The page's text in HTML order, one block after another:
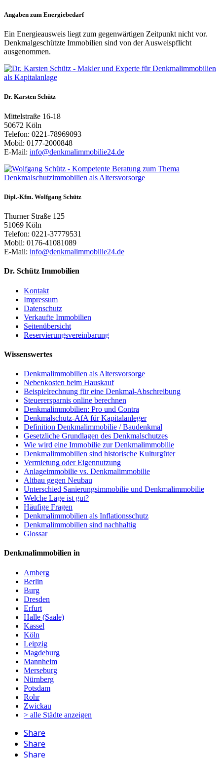
Angaben zum Energiebedarf
Ein Energieausweis liegt zum gegenwärtigen Zeitpunkt nicht vor.
Denkmalgeschützte Immobilien sind von der Ausweispflicht
ausgenommen.
Dr. Karsten Schütz
Mittelstraße 16-18
50672 Köln
Telefon: 0221-78969093
Mobil: 0177-2000848
E-Mail: info@denkmalimmobilie24.de
Dipl.-Kfm. Wolfgang Schütz
Thurner Straße 125
51069 Köln
Telefon: 0221-37779531
Mobil: 0176-41081089
E-Mail: info@denkmalimmobilie24.de
Dr. Schütz Immobilien
Kontakt
Impressum
Datenschutz
Verkaufte Immobilien
Seitenübersicht
Reservierungsvereinbarung
Wissenswertes
Denkmalimmobilien als Altersvorsorge
Nebenkosten beim Hauskauf
Beispielrechnung für eine Denkmal-Abschreibung
Steuerersparnis online berechnen
Denkmalimmobilien: Pro und Contra
Denkmalschutz-AfA für Kapitalanleger
Definition Denkmalimmobilie / Baudenkmal
Gesetzliche Grundlagen des Denkmalschutzes
Wie wird eine Immobilie zur Denkmalimmobilie
Denkmalimmobilien sind historische Kulturgüter
Vermietung oder Eigennutzung
Anlageimmobilie vs. Denkmalimmobilie
Altbau gegen Neubau
Unterschied Sanierungsimmobilie und Denkmalimmobilie
Welche Lage ist gut?
Häufige Fragen
Denkmalimmobilien als Inflationsschutz
Denkmalimmobilien sind nachhaltig
Glossar
Denkmalimmobilien in
Amberg
Berlin
Burg
Dresden
Erfurt
Halle (Saale)
Kassel
Köln
Leipzig
Magdeburg
Mannheim
Merseburg
Nürnberg
Potsdam
Rohr
Zwickau
> alle Städte anzeigen
Share
Share
Share